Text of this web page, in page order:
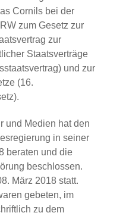
Cornils bei der
zum Gesetz zur
zur
Staatsverträge
und zur
(16.
und Medien hat den
in seiner
beraten und die
beschlossen.
März 2018 statt.
gebeten, im
zu dem